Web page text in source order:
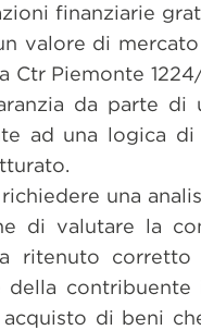
finanziarie
valore di
Piemonte
da parte di
ad una logica
una
di valutare la
ritenuto corretto
contribuente
di beni